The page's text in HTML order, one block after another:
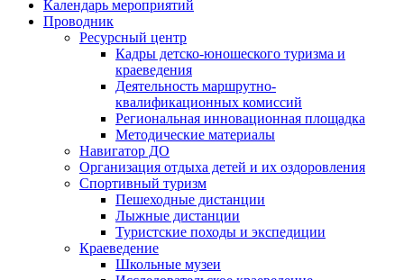
Календарь мероприятий
Проводник
Ресурсный центр
Кадры детско-юношеского туризма и
краеведения
Деятельность маршрутно-
квалификационных комиссий
Региональная инновационная площадка
Методические материалы
Навигатор ДО
Организация отдыха детей и их оздоровления
Спортивный туризм
Пешеходные дистанции
Лыжные дистанции
Туристские походы и экспедиции
Краеведение
Школьные музеи